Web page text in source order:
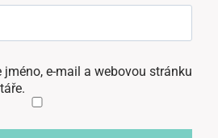
jméno, e-mail a webovou stránku